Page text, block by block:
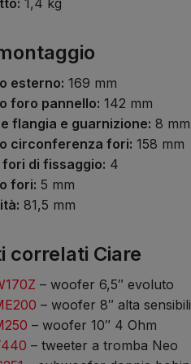
1,4 kg
esterno: 169 mm
foro pannello: 142 mm
flangia e guarnizione: 8 mm
circonferenza fori: 158 mm
fori di fissaggio: 4
fori: 5 mm
81,5 mm
correlati Ciare
– woofer 6,5″ evoluto
– woofer 8″ alta
– woofer 10″ 4 Ohm
– tweeter a tromba Neo